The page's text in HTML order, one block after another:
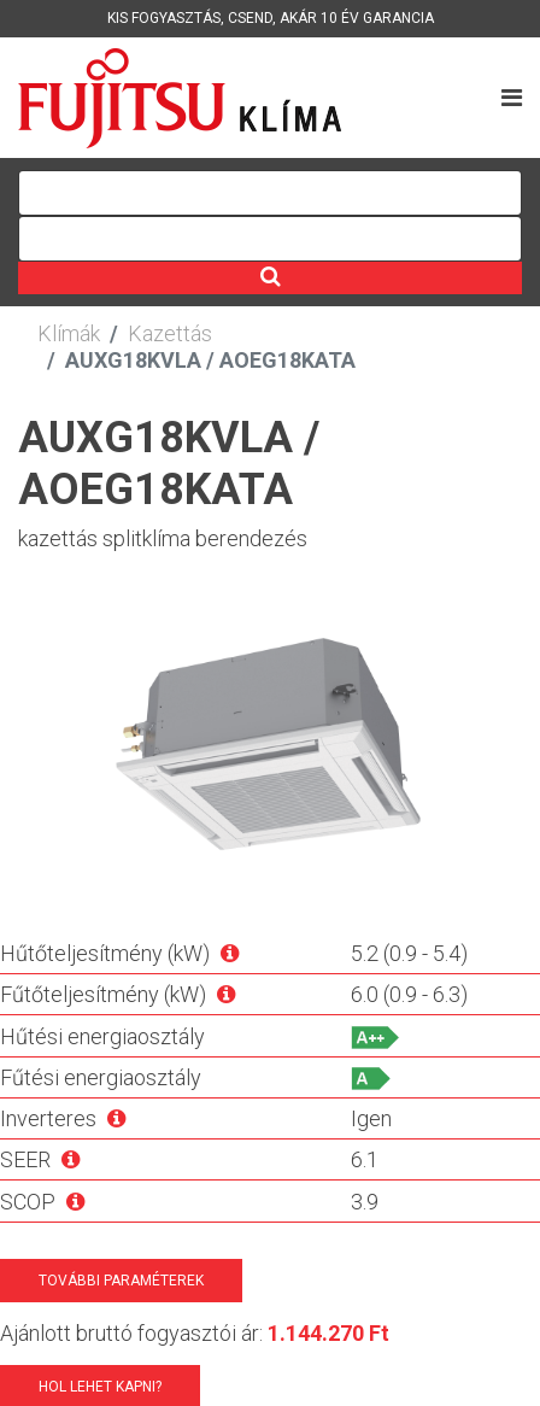
KIS FOGYASZTÁS, CSEND, AKÁR 10 ÉV GARANCIA
Klímák
Kazettás
AUXG18KVLA / AOEG18KATA
AUXG18KVLA /
AOEG18KATA
kazettás splitklíma berendezés
Hűtőteljesítmény (kW)
5.2 (0.9 - 5.4)
Fűtőteljesítmény (kW)
6.0 (0.9 - 6.3)
Hűtési energiaosztály
Fűtési energiaosztály
Inverteres
Igen
SEER
6.1
SCOP
3.9
TOVÁBBI PARAMÉTEREK
Ajánlott bruttó fogyasztói ár: 1.144.270 Ft
HOL LEHET KAPNI?